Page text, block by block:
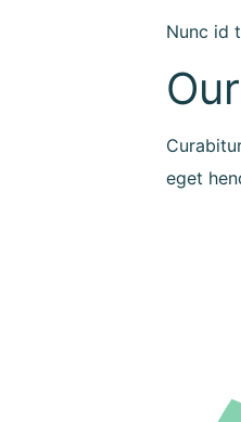
Nunc id
eget